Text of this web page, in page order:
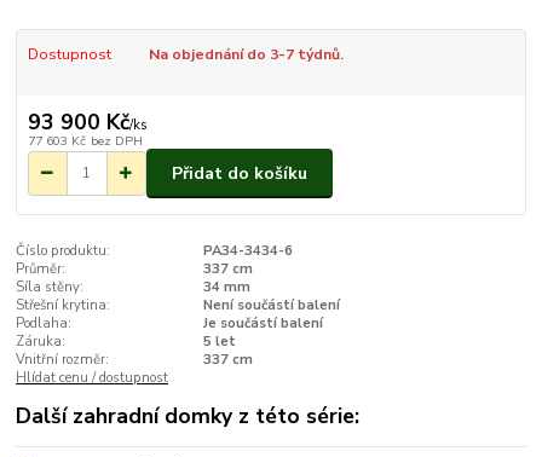
Dostupnost Na objednání do 3-7 týdnů.
93 900 Kč/ks
77 603 Kč bez DPH
Přidat do košíku
Číslo produktu:
PA34-3434-6
Průměr:
337 cm
Síla stěny:
34 mm
Střešní krytina:
Není součástí balení
Podlaha:
Je součástí balení
Záruka:
5 let
Vnitřní rozměr:
337 cm
Hlídat cenu / dostupnost
Další zahradní domky z této série: